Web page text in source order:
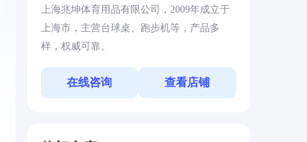
上海兆坤体育用品有限公司，2009年成立于
上海市，主营台球桌、跑步机等，产品多
样，权威可靠。
在线咨询 查看店铺